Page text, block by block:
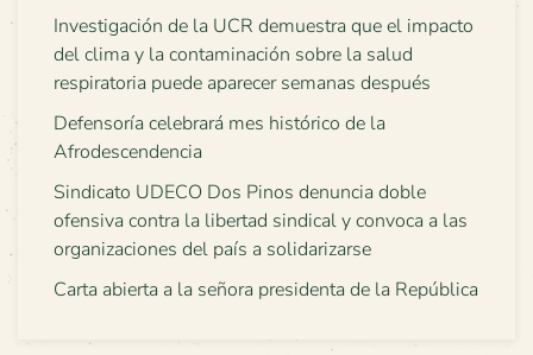
Investigación de la UCR demuestra que el impacto
del clima y la contaminación sobre la salud
respiratoria puede aparecer semanas después
Defensoría celebrará mes histórico de la
Afrodescendencia
Sindicato UDECO Dos Pinos denuncia doble
ofensiva contra la libertad sindical y convoca a las
organizaciones del país a solidarizarse
Carta abierta a la señora presidenta de la República